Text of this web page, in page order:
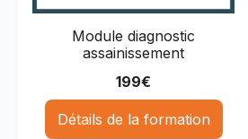
Module diagnostic
assainissement
199€
Détails de la formation